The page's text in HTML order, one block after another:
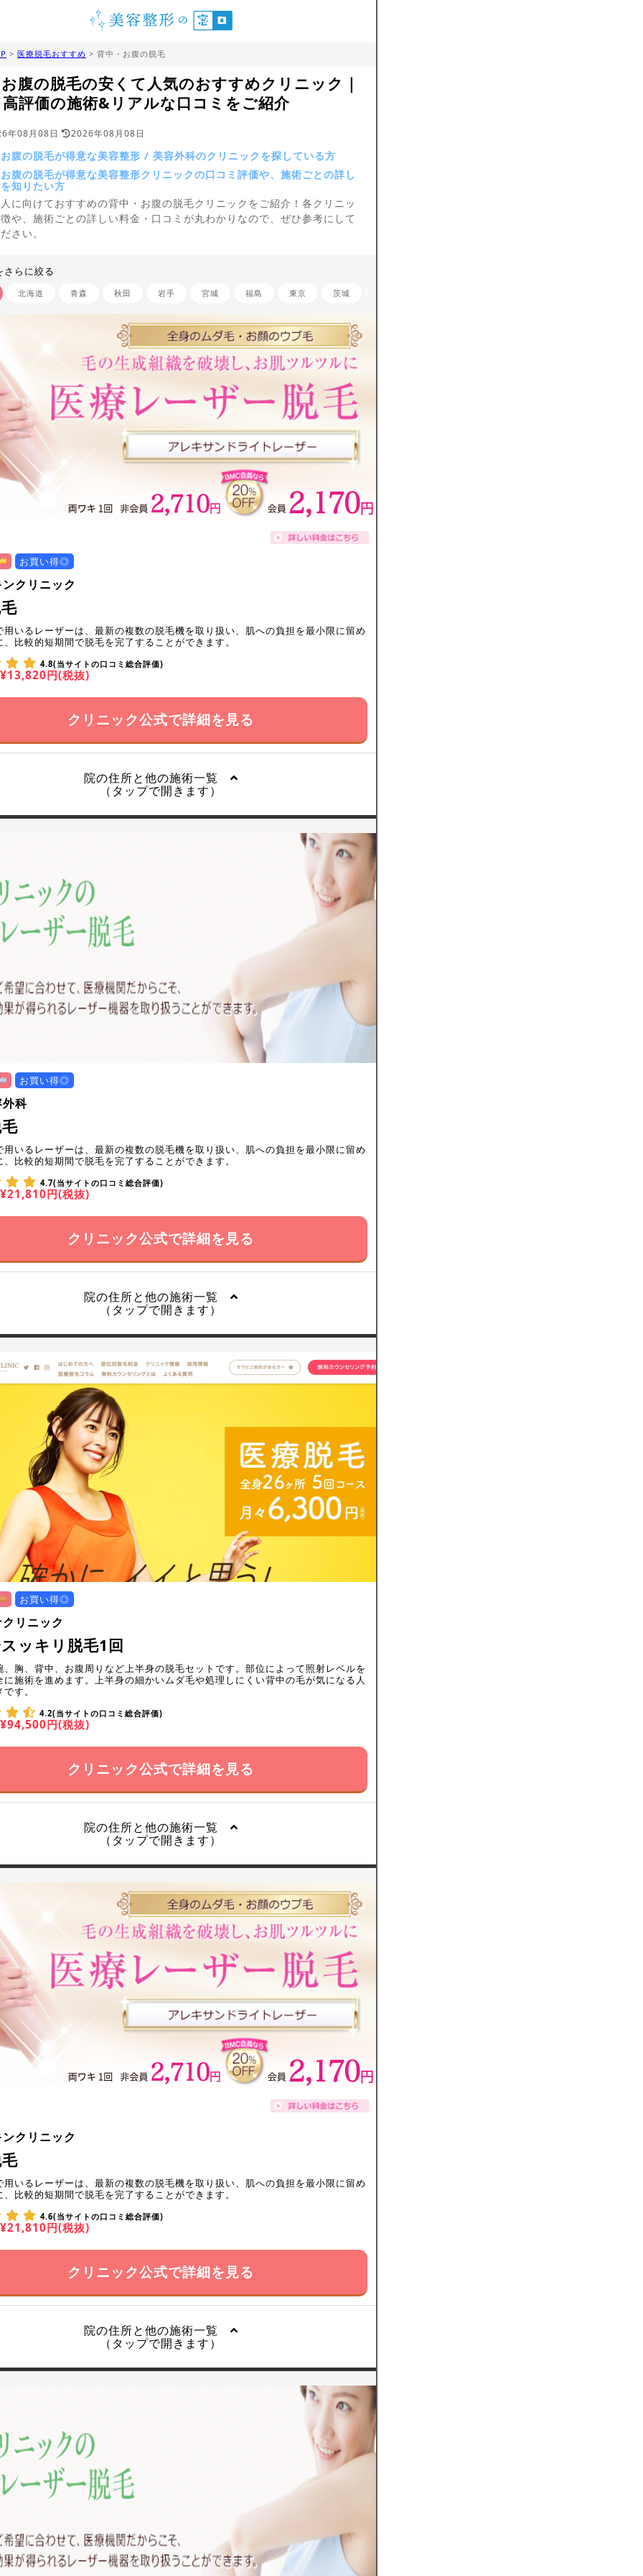
> 医療脱毛おすすめ > 背中・お腹の脱毛
腹の脱毛の安くて人気のおすすめクリニック｜
評価の施術&リアルな口コミをご紹介
年08月08日 2026年08月08日
腹の脱毛が得意な美容整形 / 美容外科のクリニックを探している方
腹の脱毛が得意な美容整形クリニックの口コミ評価や、施術ごとの詳し
知りたい方
に向けておすすめの背中・お腹の脱毛クリニックをご紹介！各クリニッ
や、施術ごとの詳しい料金・口コミが丸わかりなので、ぜひ参考にして
さい。
さらに絞る
北海道 青森 秋田 岩手 宮城 福島 東京 茨城
お買い得◎
クリニック
用いるレーザーは、最新の複数の脱毛機を取り扱い、肌への負担を最小限に留め
、比較的短期間で脱毛を完了することができます。
4.8(当サイトの口コミ総合評価)
¥13,820円(税抜)
クリニック公式で詳細を見る
院の住所と他の施術一覧
（タップで開きます）
お買い得◎
科
用いるレーザーは、最新の複数の脱毛機を取り扱い、肌への負担を最小限に留め
、比較的短期間で脱毛を完了することができます。
4.7(当サイトの口コミ総合評価)
¥21,810円(税抜)
クリニック公式で詳細を見る
院の住所と他の施術一覧
（タップで開きます）
お買い得◎
リニック
ッキリ脱毛1回
、胸、背中、お腹周りなど上半身の脱毛セットです。部位によって照射レベルを
に施術を進めます。上半身の細かいムダ毛や処理しにくい背中の毛が気になる人
す。
4.2(当サイトの口コミ総合評価)
¥94,500円(税抜)
クリニック公式で詳細を見る
院の住所と他の施術一覧
（タップで開きます）
クリニック
用いるレーザーは、最新の複数の脱毛機を取り扱い、肌への負担を最小限に留め
、比較的短期間で脱毛を完了することができます。
4.6(当サイトの口コミ総合評価)
¥21,810円(税抜)
クリニック公式で詳細を見る
院の住所と他の施術一覧
（タップで開きます）